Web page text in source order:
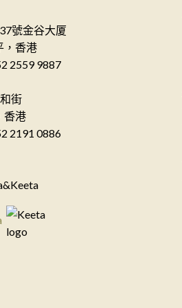
號金谷大厦
，香港
2559 9887
街
香港
2191 0886